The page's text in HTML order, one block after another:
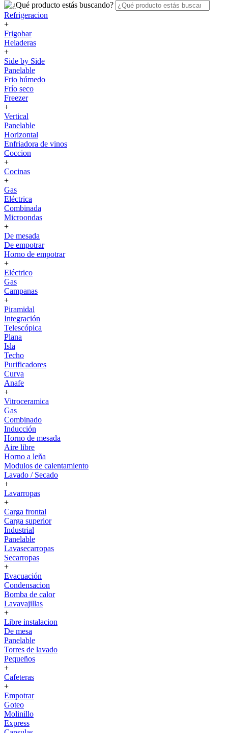
Refrigeracion
+
Frigobar
Heladeras
+
Side by Side
Panelable
Frio húmedo
Frío seco
Freezer
+
Vertical
Panelable
Horizontal
Enfriadora de vinos
Coccion
+
Cocinas
+
Gas
Eléctrica
Combinada
Microondas
+
De mesada
De empotrar
Horno de empotrar
+
Eléctrico
Gas
Campanas
+
Piramidal
Integración
Telescópica
Plana
Isla
Techo
Purificadores
Curva
Anafe
+
Vitroceramica
Gas
Combinado
Inducción
Horno de mesada
Aire libre
Horno a leña
Modulos de calentamiento
Lavado / Secado
+
Lavarropas
+
Carga frontal
Carga superior
Industrial
Panelable
Lavasecarropas
Secarropas
+
Evacuación
Condensacion
Bomba de calor
Lavavajillas
+
Libre instalacion
De mesa
Panelable
Torres de lavado
Pequeños
+
Cafeteras
+
Empotrar
Goteo
Molinillo
Express